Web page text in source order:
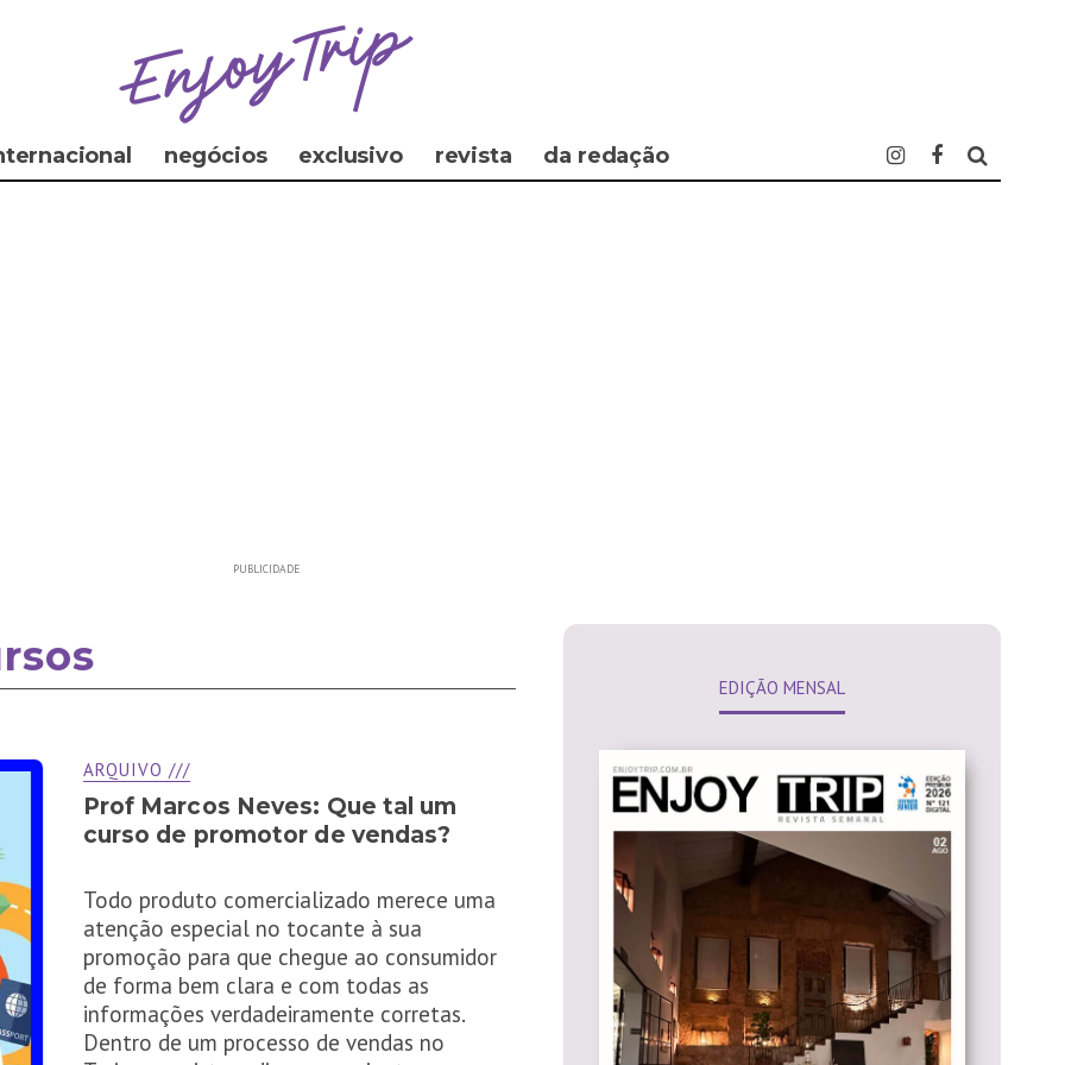
negócios exclusivo revista da redação
PUBLICIDADE
ARQUIVO ///
Prof Marcos Neves: Que tal um
curso de promotor de vendas?
Todo produto comercializado merece uma
atenção especial no tocante à sua
promoção para que chegue ao consumidor
de forma bem clara e com todas as
informações verdadeiramente corretas.
Dentro de um processo de vendas no
EDIÇÃO MENSAL